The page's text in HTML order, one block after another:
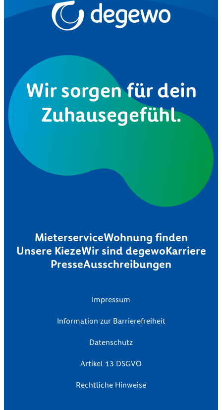
Wir sorgen für dein
Zuhausegefühl.
MieterserviceWohnung finden
Unsere KiezeWir sind degewoKarriere
PresseAusschreibungen
Impressum
Information zur Barrierefreiheit
Datenschutz
Artikel 13 DSGVO
Rechtliche Hinweise